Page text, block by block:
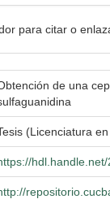
para citar o
de una
(Licenciatura